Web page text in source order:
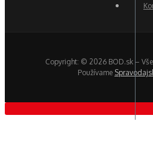
Copyright: © 2026 BOD.sk –
Používame